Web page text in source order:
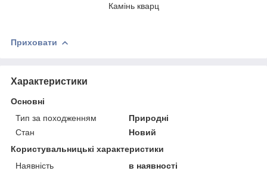
Камінь кварц
Приховати
Характеристики
Основні
Тип за походженням
Природні
Стан
Новий
Користувальницькі характеристики
Наявність
в наявності